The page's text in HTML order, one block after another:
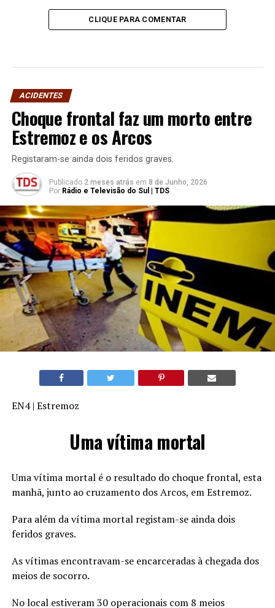
CLIQUE PARA COMENTAR
ACIDENTES
Choque frontal faz um morto entre
Estremoz e os Arcos
Registaram-se ainda dois feridos graves.
Publicado 2 meses atrás em 8 de Junho, 2026
Por Rádio e Televisão do Sul | TDS
EN4 | Estremoz
Uma vítima mortal
Uma vítima mortal é o resultado do choque frontal, esta
manhã, junto ao cruzamento dos Arcos, em Estremoz.
Para além da vítima mortal registam-se ainda dois
feridos graves.
As vítimas encontravam-se encarceradas à chegada dos
meios de socorro.
No local estiveram 30 operacionais com 8 meios